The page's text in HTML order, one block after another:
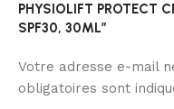
PHYSIOLIFT PROTECT
SPF30, 30ML”
Votre adresse e-mail
obligatoires sont